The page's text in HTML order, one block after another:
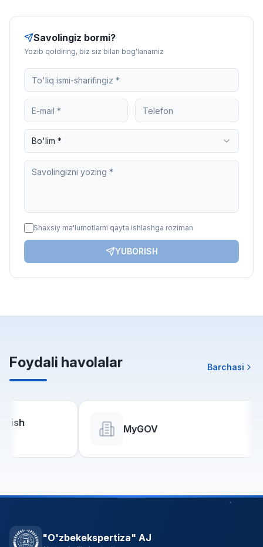
Savolingiz bormi?
Yozib qoldiring, biz siz bilan bog'lanamiz
Bo'lim *
Shaxsiy ma'lumotlarni qayta ishlashga roziman
YUBORISH
Foydali havolalar Barchasi
MyGOV
"O'zbekekspertiza" AJ